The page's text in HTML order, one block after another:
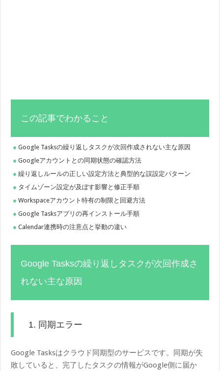
この記事でわかること
Google Tasksの繰り返しタスクが次回作成されない主な原因
Googleアカウントとの同期状態の確認方法
繰り返しルールの正しい設定方法と典型的な誤設定パターン
タイムゾーン設定が及ぼす影響と修正手順
Workspaceアカウント特有の制限と回避方法
Google Tasksアプリの再インストール手順
Calendar連携時の注意点と挙動の違い
Google Tasksの繰り返しタスクが次回作成さ
れない主な原因
1. 同期エラー
Google Tasksはクラウド同期型のサービスです。同期が失
敗していると、完了したタスクの情報がGoogle側に届か